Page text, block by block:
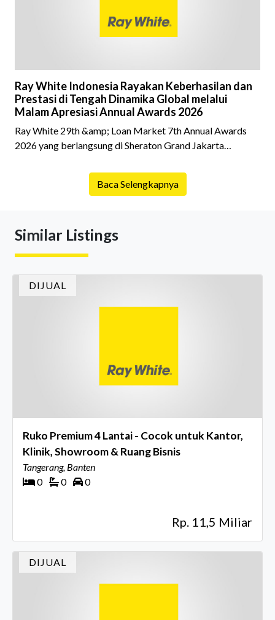
Ray White Indonesia Rayakan Keberhasilan dan
Prestasi di Tengah Dinamika Global melalui
Malam Apresiasi Annual Awards 2026
Ray White 29th &amp; Loan Market 7th Annual Awards
2026 yang berlangsung di Sheraton Grand Jakarta
istimewa bagi para pelaku industri properti dan keuangan.
Lebih dari 400 marketing executives dan principals
menghidupkan suasana, acara ini dihadiri oleh Country
Baca Selengkapnya
Similar Listings
DIJUAL
Ruko Premium 4 Lantai - Cocok untuk Kantor,
Klinik, Showroom & Ruang Bisnis
Tangerang, Banten
0
0 0
Rp. 11,5 Miliar
DIJUAL